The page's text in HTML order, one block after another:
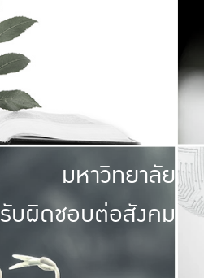
มหาวิทยาลัย
รับผิดชอบต่อสังคม